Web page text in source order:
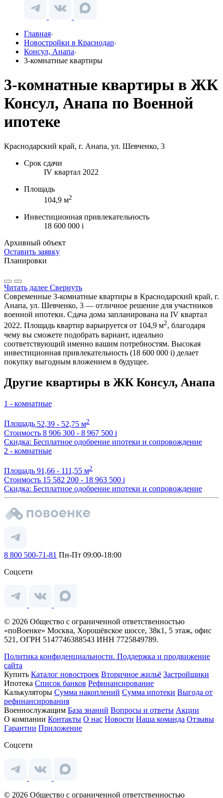
Главная
Новостройки в Краснодар
Консул, Анапа
3-комнатные квартиры
3-комнатные квартиры в ЖК
Консул, Анапа по Военной
ипотеке
Краснодарский край, г. Анапа, ул. Шевченко, 3
Срок сдачи
IV квартал 2022
Площадь
104,9 м2
Инвестиционная привлекательность
18 600 000 i
Архивный объект
Оставить заявку
Планировки
Читать далее Свернуть
Современные 3-комнатные квартиры в Краснодарский край, г.
Анапа, ул. Шевченко, 3 — отличное решение для участников
военной ипотеки. Сдача дома запланирована на IV квартал
2022. Площадь квартир варьируется от 104,9 м2, благодаря
чему вы сможете подобрать вариант, идеально
соответствующий именно вашим потребностям. Высокая
инвестиционная привлекательность (18 600 000 i) делает
покупку выгодным вложением в будущее.
Другие квартиры в ЖК Консул, Анапа
1 - комнатные
Площадь 52,39 - 52,75 м2
Стоимость 8 906 300 - 8 967 500 i
Скидка: Бесплатное одобрение ипотеки и сопровождение
2 - комнатные
Площадь 91,66 - 111,55 м2
Стоимость 15 582 200 - 18 963 500 i
Скидка: Бесплатное одобрение ипотеки и сопровождение
8 800 500-71-81 Пн-Пт 09:00-18:00
Соцсети
© 2026 Общество с ограниченной ответственностью
«поВоенке» Москва, Хорошёвское шоссе, 38к1, 5 этаж, офис
521, ОГРН 5147746388543 ИНН 7725849789.
Политика конфиденциальности. Поддержка и продвижение
сайта
Купить Каталог новостроек Вторичное жильё Застройщики
Ипотека Список банков Рефинансирование
Калькуляторы Сумма накоплений Сумма ипотеки Выгода от
рефинансирования
Военнослужащим База знаний Вопросы и ответы Акции
О компании Контакты О нас Новости Наша команда Отзывы
Гарантии Приложение
Соцсети
© 2026 Общество с ограниченной ответственностью